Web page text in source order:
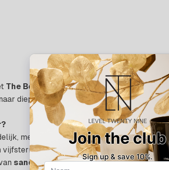
The Bougie Collection – een exclusieve
diepe warmte, serene rust of tijdloze
met rijke tonen vanoudh wood,
sandalwood, kruidnagel, vanille en